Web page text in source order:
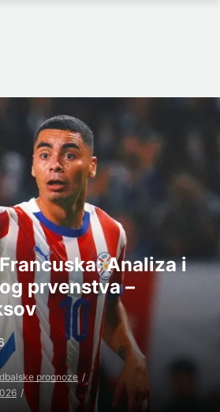
Analiza i
prvenstva –
prognoze